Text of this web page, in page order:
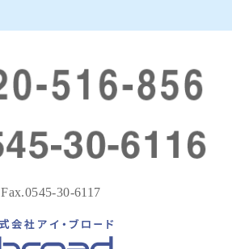
Fax.0545-30-6117